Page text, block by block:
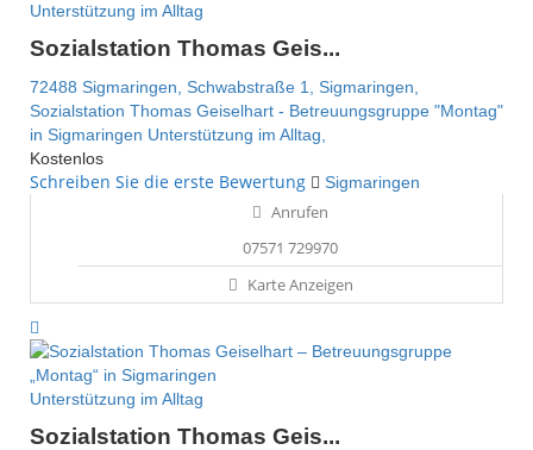
Unterstützung im Alltag
Sozialstation Thomas Geis...
72488 Sigmaringen, Schwabstraße 1, Sigmaringen,
Sozialstation Thomas Geiselhart - Betreuungsgruppe "Montag"
in Sigmaringen Unterstützung im Alltag,
Kostenlos
Schreiben Sie die erste Bewertung Sigmaringen
Anrufen
07571 729970
Karte Anzeigen
Unterstützung im Alltag
Sozialstation Thomas Geis...